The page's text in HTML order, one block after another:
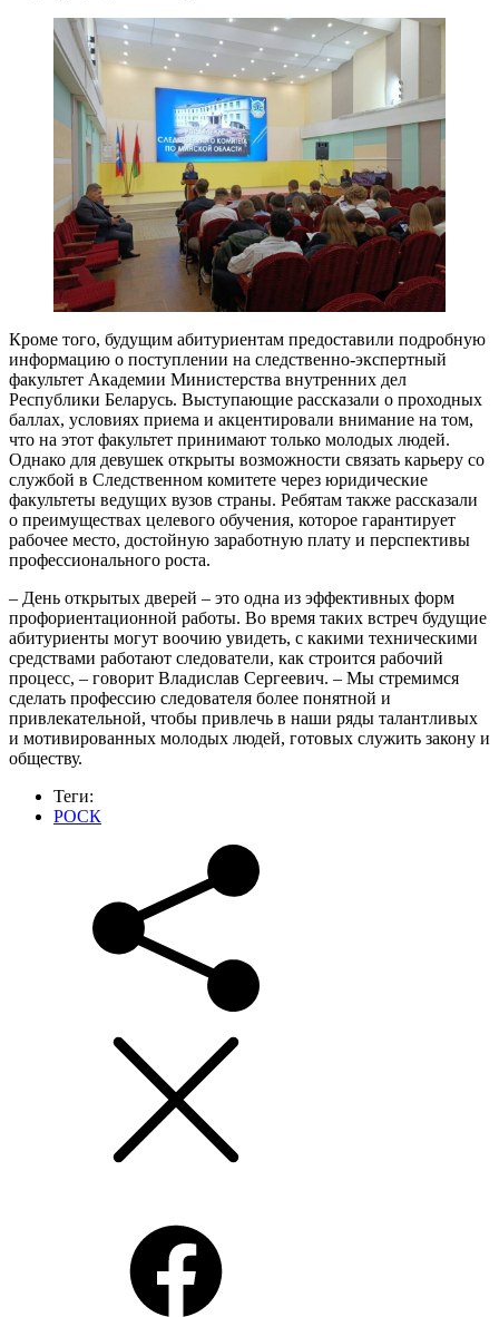
Кроме того, будущим абитуриентам предоставили подробную
информацию о поступлении на следственно-экспертный
факультет Академии Министерства внутренних дел
Республики Беларусь. Выступающие рассказали о проходных
баллах, условиях приема и акцентировали внимание на том,
что на этот факультет принимают только молодых людей.
Однако для девушек открыты возможности связать карьеру со
службой в Следственном комитете через юридические
факультеты ведущих вузов страны. Ребятам также рассказали
о преимуществах целевого обучения, которое гарантирует
рабочее место, достойную заработную плату и перспективы
профессионального роста.
– День открытых дверей – это одна из эффективных форм
профориентационной работы. Во время таких встреч будущие
абитуриенты могут воочию увидеть, с какими техническими
средствами работают следователи, как строится рабочий
процесс, – говорит Владислав Сергеевич. – Мы стремимся
сделать профессию следователя более понятной и
привлекательной, чтобы привлечь в наши ряды талантливых
и мотивированных молодых людей, готовых служить закону и
обществу.
Теги:
РОСК